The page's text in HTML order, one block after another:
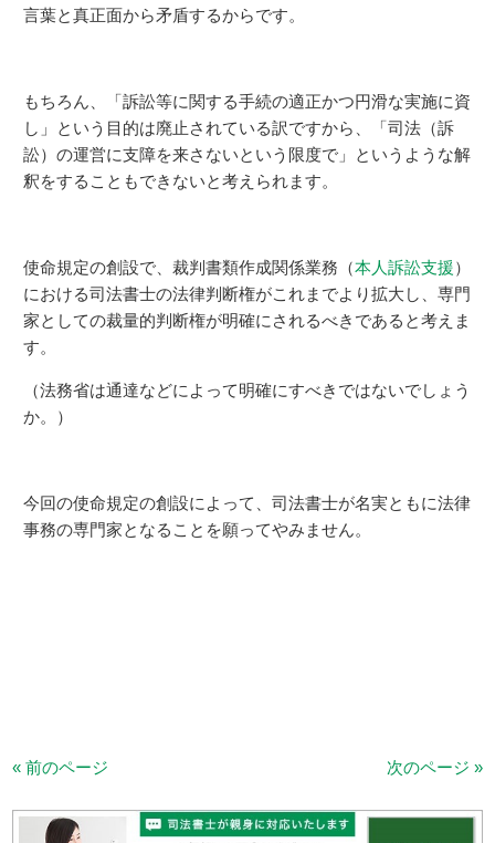
言葉と真正面から矛盾するからです。
もちろん、「訴訟等に関する手続の適正かつ円滑な実施に資
し」という目的は廃止されている訳ですから、「司法（訴
訟）の運営に支障を来さないという限度で」というような解
釈をすることもできないと考えられます。
使命規定の創設で、裁判書類作成関係業務（本人訴訟支援）
における司法書士の法律判断権がこれまでより拡大し、専門
家としての裁量的判断権が明確にされるべきであると考えま
す。
（法務省は通達などによって明確にすべきではないでしょう
か。）
今回の使命規定の創設によって、司法書士が名実ともに法律
事務の専門家となることを願ってやみません。
« 前のページ 次のページ »